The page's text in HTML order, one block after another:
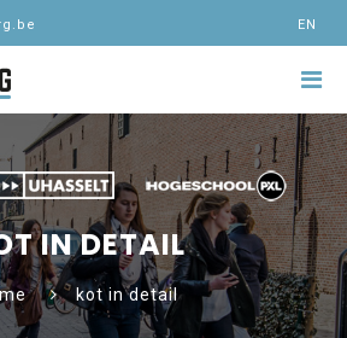
EN
IN DETAIL
kot in detail